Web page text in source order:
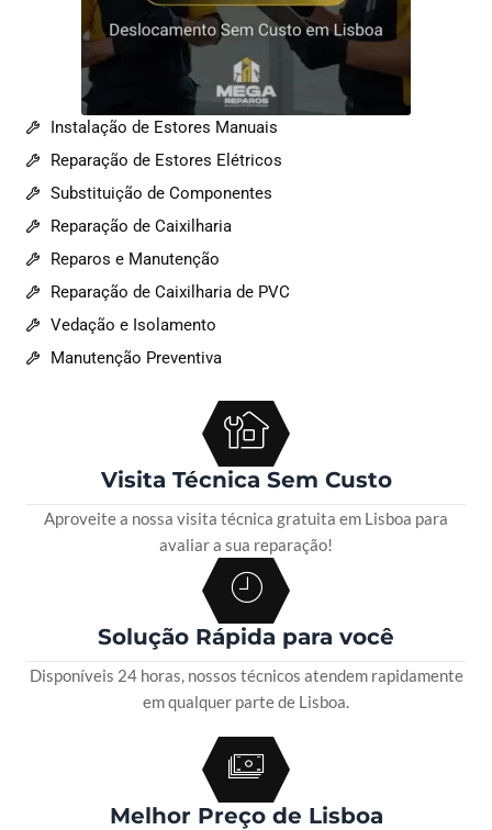
Instalação de Estores Manuais
Reparação de Estores Elétricos
Substituição de Componentes
Reparação de Caixilharia
Reparos e Manutenção
Reparação de Caixilharia de PVC
Vedação e Isolamento
Manutenção Preventiva
Visita Técnica Sem Custo
Aproveite a nossa visita técnica gratuita em Lisboa para
avaliar a sua reparação!
Solução Rápida para você
Disponíveis 24 horas, nossos técnicos atendem rapidamente
em qualquer parte de Lisboa.
Melhor Preço de Lisboa